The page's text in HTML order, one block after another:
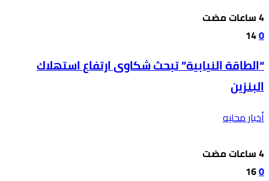
0
14
“الطاقة النيابية” تبحث شكاوى ارتفاع استهلاك
البنزين
أخبار محليه
0
16